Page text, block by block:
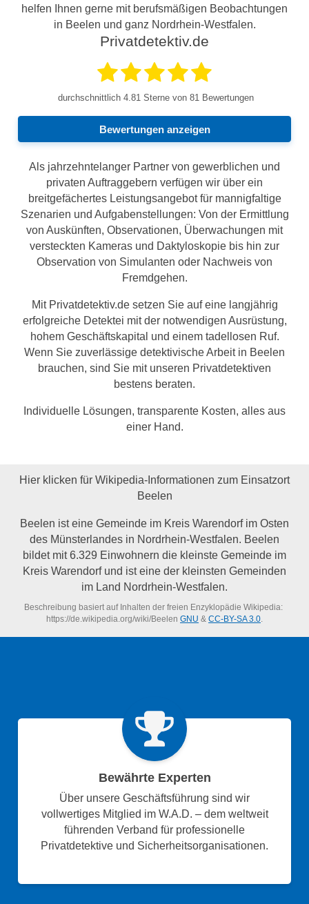
helfen Ihnen gerne mit berufsmäßigen Beobachtungen
in Beelen und ganz Nordrhein-Westfalen.
Privatdetektiv.de
durchschnittlich 4.81 Sterne von 81 Bewertungen
Bewertungen anzeigen
Als jahrzehntelanger Partner von gewerblichen und
privaten Auftraggebern verfügen wir über ein
breitgefächertes Leistungsangebot für mannigfaltige
Szenarien und Aufgabenstellungen: Von der Ermittlung
von Auskünften, Observationen, Überwachungen mit
versteckten Kameras und Daktyloskopie bis hin zur
Observation von Simulanten oder Nachweis von
Fremdgehen.
Mit Privatdetektiv.de setzen Sie auf eine langjährig
erfolgreiche Detektei mit der notwendigen Ausrüstung,
hohem Geschäftskapital und einem tadellosen Ruf.
Wenn Sie zuverlässige detektivische Arbeit in Beelen
brauchen, sind Sie mit unseren Privatdetektiven
bestens beraten.
Individuelle Lösungen, transparente Kosten, alles aus
einer Hand.
Hier klicken für Wikipedia-Informationen zum Einsatzort
Beelen
Beelen ist eine Gemeinde im Kreis Warendorf im Osten
des Münsterlandes in Nordrhein-Westfalen. Beelen
bildet mit 6.329 Einwohnern die kleinste Gemeinde im
Kreis Warendorf und ist eine der kleinsten Gemeinden
im Land Nordrhein-Westfalen.
Beschreibung basiert auf Inhalten der freien Enzyklopädie Wikipedia:
https://de.wikipedia.org/wiki/Beelen GNU & CC-BY-SA 3.0.
Bewährte Experten
Über unsere Geschäftsführung sind wir
vollwertiges Mitglied im W.A.D. – dem weltweit
führenden Verband für professionelle
Privatdetektive und Sicherheitsorganisationen.